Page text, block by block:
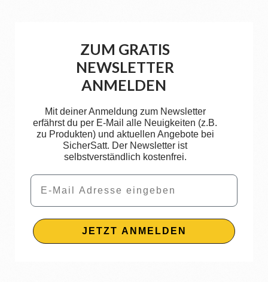
ZUM GRATIS
NEWSLETTER
ANMELDEN
Mit deiner Anmeldung zum Newsletter
erfährst du per E-Mail alle Neuigkeiten (z.B.
zu Produkten) und aktuellen Angebote bei
SicherSatt. Der Newsletter ist
selbstverständlich kostenfrei.
Email
JETZT ANMELDEN